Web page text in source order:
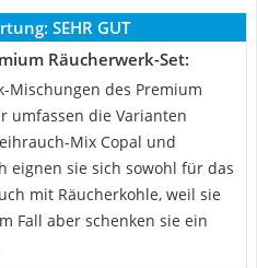
SEHR GUT
Räucherwerk-Set:
Mischungen des Premium
umfassen die Varianten
Mix Copal und
eignen sie sich sowohl für das
mit Räucherkohle, weil sie
Fall aber schenken sie ein